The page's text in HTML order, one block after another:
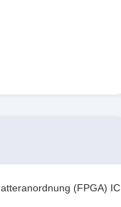
(FPGA) IC